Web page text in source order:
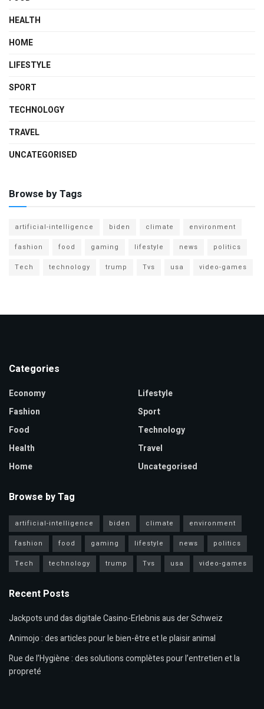
HEALTH
HOME
LIFESTYLE
SPORT
TECHNOLOGY
TRAVEL
UNCATEGORISED
Browse by Tags
artificial-intelligence biden climate
environment
fashion
food gaming lifestyle news
politics
Tech
technology trump Tvs usa video-games
Categories
Economy
Fashion
Food
Health
Home
Lifestyle
Sport
Technology
Travel
Uncategorised
Browse by Tag
artificial-intelligence biden climate
environment
fashion
food gaming lifestyle news
politics
Tech
technology trump Tvs usa video-games
Recent Posts
Jackpots und das digitale Casino-Erlebnis aus der Schweiz
Animojo : des articles pour le bien-être et le plaisir animal
Rue de l’Hygiène : des solutions complètes pour l’entretien et la
propreté